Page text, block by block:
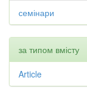
семінари
за типом вмісту
Article